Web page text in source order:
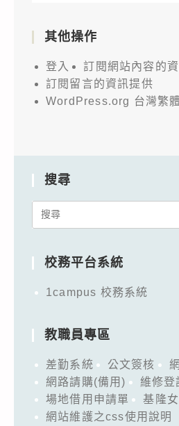
其他操作
登入
訂閱網站內容的
訂閱留言的資訊提供
WordPress.org 台灣繁
搜尋
Search
校務平台系統
1campus 校務系統
教職員專區
差勤系統 公文簽核
網路請購(備用)
維修登
場地借用申請單
基隆
網站維護之css使用說明